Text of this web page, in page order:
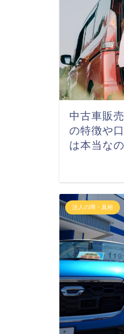
中古車販
の特徴や
は本当な
法人の噂・真相